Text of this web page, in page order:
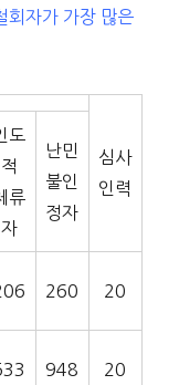
회자가 가장 많은
심사
인력
도
적
류
자
난민
불인
정자
260 20
948 20